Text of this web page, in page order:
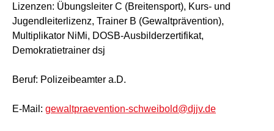
Lizenzen: Übungsleiter C (Breitensport), Kurs- und
Jugendleiterlizenz, Trainer B (Gewaltprävention),
Multiplikator NiMi, DOSB-Ausbilderzertifikat,
Demokratietrainer dsj
Beruf: Polizeibeamter a.D.
E-Mail: gewaltpraevention-schweibold@djjv.de